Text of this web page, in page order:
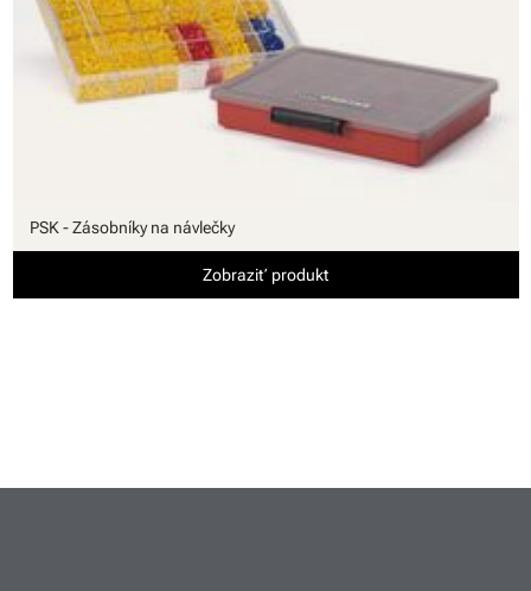
PSK - Zásobníky na návlečky
Zobraziť produkt